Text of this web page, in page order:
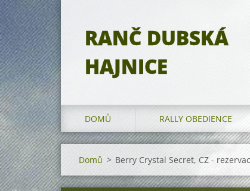
RANČ DUBSKÁ
HAJNICE
DOMŮ RALLY OBEDIENCE
Domů > Berry Crystal Secret, CZ -